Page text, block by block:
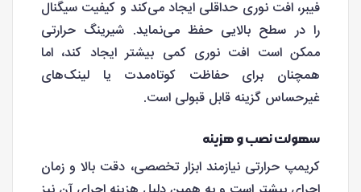
فیبر، افت نوری حداقلی ایجاد می‌کند و کیفیت سیگنال
را در سطح بالایی حفظ می‌نماید. شیرینگ حرارتی
ممکن است افت نوری کمی بیشتر ایجاد کند، اما
همچنان برای حفاظت کوتاه‌مدت یا لینک‌های
غیرحساس گزینه قابل قبولی است.
سهولت نصب و هزینه
کریمپ حرارتی نیازمند ابزار تخصصی، دقت بالا و زمان